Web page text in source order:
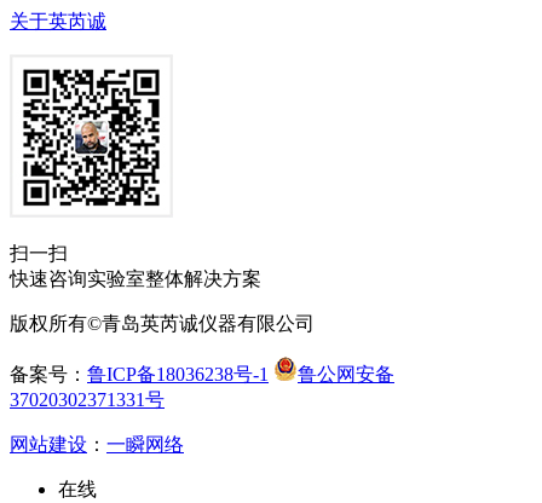
关于英芮诚
扫一扫
快速咨询实验室整体解决方案
版权所有©青岛英芮诚仪器有限公司
备案号： 鲁ICP备18036238号-1
鲁公网安备
37020302371331号
网站建设 ： 一瞬网络
在线